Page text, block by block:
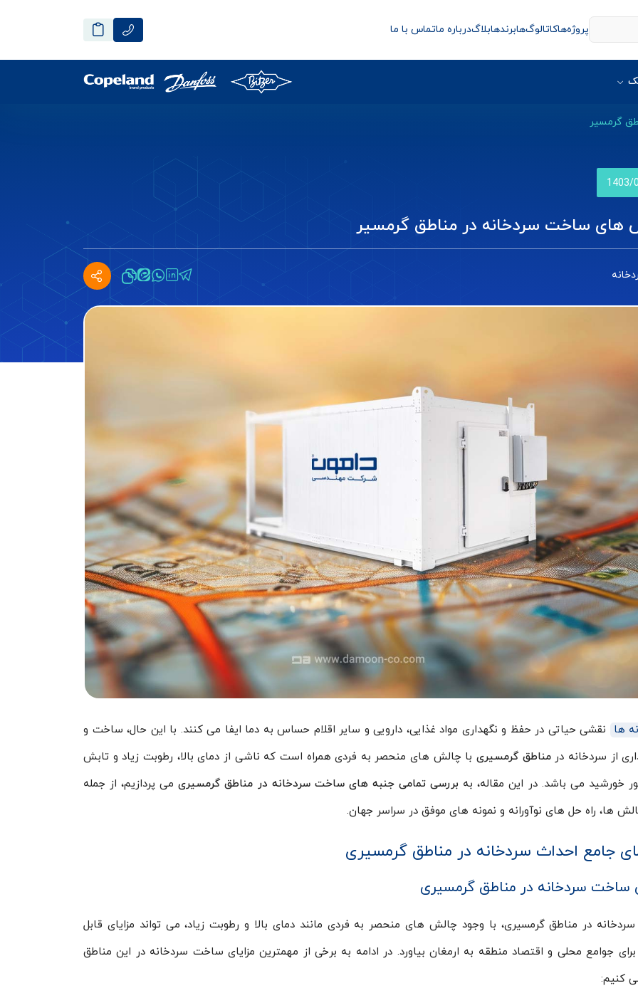
پروژه‌هاکاتالوگ‌هابرندهابلاگدرباره ماتماس با ما
گرمسیر
1403/
های ساخت سردخانه در مناطق گرمسیر
ها
نقشی حیاتی در حفظ و نگهداری مواد غذایی، دارویی و سایر اقلام حساس به دما ایفا می کنند. با این حال، ساخت و
از سردخانه درمناطق گرمسیریبا چالش های منحصر به فردی همراه است که ناشی از دمای بالا، رطوبت زیاد و تابش
خورشید می باشد. در این مقاله، به بررسی تمامی جنبه های ساخت سردخانه در مناطق گرمسیریمی پردازیم، از جمله
ها، راه حل های نوآورانه و نمونه های موفق در سراسر جهان.
جامع احداث سردخانه در مناطق گرمسیری
ساخت سردخانه در مناطق گرمسیری
در مناطق گرمسیری، با وجود چالش های منحصر به فردی مانند دمای بالا و رطوبت زیاد، می تواند مزایای قابل
جوامع محلی و اقتصاد منطقه به ارمغان بیاورد. در ادامه به برخی از مهمترین مزایای ساخت سردخانه در این مناطق
کنیم: